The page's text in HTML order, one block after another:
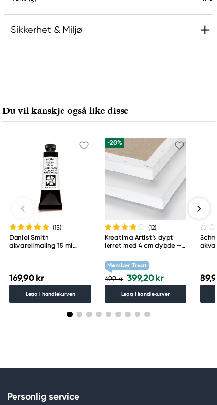
Sikkerhet & Miljø
www.panduro.com
+46 (04) 22 30 70
Du vil kanskje også like disse
(15)
Daniel Smith
akvarellmaling 15 ml
169,90 kr
Legg i handlekurven
-20%
(12)
Kreatima Artist’s dypt
lerret med 4 cm dybde –
Member Treat
499 kr 399,20 kr
Legg i handlekurven
Personlig service